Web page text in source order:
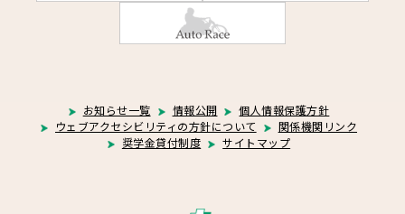
お知らせ一覧 情報公開
個人情報保護方針
ウェブアクセシビリティの方針について
関係機関リンク
奨学金貸付制度
サイトマップ